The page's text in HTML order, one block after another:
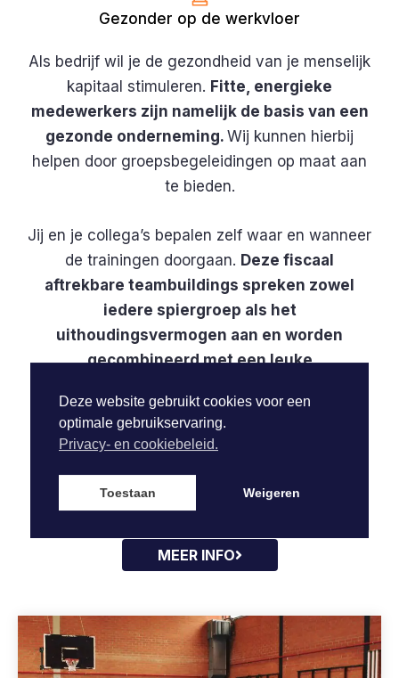
Deze website gebruikt cookies voor een
optimale gebruikservaring.
Privacy- en cookiebeleid.
Toestaan Weigeren
Gezonder op de werkvloer
Als bedrijf wil je de gezondheid van je menselijk
kapitaal stimuleren. Fitte, energieke
medewerkers zijn namelijk de basis van een
gezonde onderneming. Wij kunnen hierbij
helpen door groepsbegeleidingen op maat aan
te bieden.
Jij en je collega’s bepalen zelf waar en wanneer
de trainingen doorgaan. Deze fiscaal
aftrekbare teambuildings spreken zowel
iedere spiergroep als het
uithoudingsvermogen aan en worden
gecombineerd met een leuke
trainingsmateriaal mee en elke oefening wordt
in verschillende moeilijkheidsgraden
collega op zijn/haar niveau kan bewegen.
MEER INFO